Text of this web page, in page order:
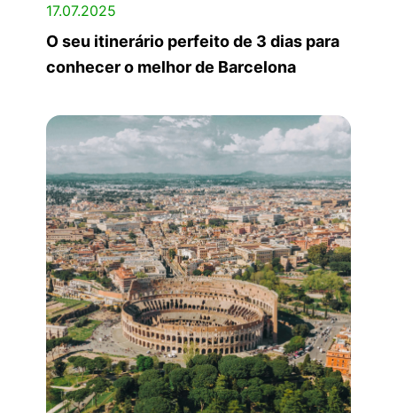
17.07.2025
O seu itinerário perfeito de 3 dias para
conhecer o melhor de Barcelona